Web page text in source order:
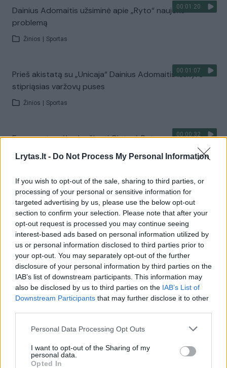
Lrytas.lt - Do Not Process My Personal Information
If you wish to opt-out of the sale, sharing to third parties, or
processing of your personal or sensitive information for
targeted advertising by us, please use the below opt-out
section to confirm your selection. Please note that after your
opt-out request is processed you may continue seeing
interest-based ads based on personal information utilized by
us or personal information disclosed to third parties prior to
your opt-out. You may separately opt-out of the further
disclosure of your personal information by third parties on the
IAB’s list of downstream participants. This information may
also be disclosed by us to third parties on the IAB’s List of
Downstream Participants that may further disclose it to other
Personal Data Processing Opt Outs
I want to opt-out of the Sharing of my
personal data.
Opted In
00:01:20
Dainius Adomaitis užsiminė apie „Ryto“ naujoko
problemą
Žinios Sportas
00:01:07
Prieš akistatą su „Unicaja“ Dainius Adomaitis išskyrė
stipriąsias varžovų puses
Žinios Sportas
00:00:32
Europos taurėje siaučianti Gintarė Petronytė yra arti
Vilniaus „Lietuvos rytas“ - Sankt Peterburgo „Zenit (I
kėlinys)
Laidos Europos taurė
Vilniaus „Lietuvos rytas“ - Sankt Peterburgo „Zenit (II
kėlinys)
Laidos Europos taurė
Vilniaus „Lietuvos rytas“ - Sankt Peterburgo „Zenit (III
Laidos | Europos taurė